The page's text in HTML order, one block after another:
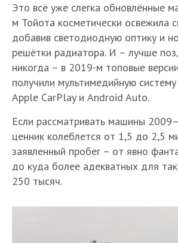
Это всё уже слегка обновлённые
м Тойота косметически освежила
добавив светодиодную оптику и
решётки радиатора. И – лучше
никогда – в 2019-м топовые
получили мультимедийную
Apple CarPlay и Android Auto.
Если рассматривать машины
ценник колеблется от 1,5 до 2,5
заявленный пробег – от явно
до куда более адекватных для
250 тысяч.